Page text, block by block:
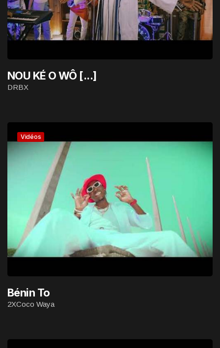
NOU KÉ O WÔ [...]
DRBX
Vidéos
Bénin To
2XCoco Waya